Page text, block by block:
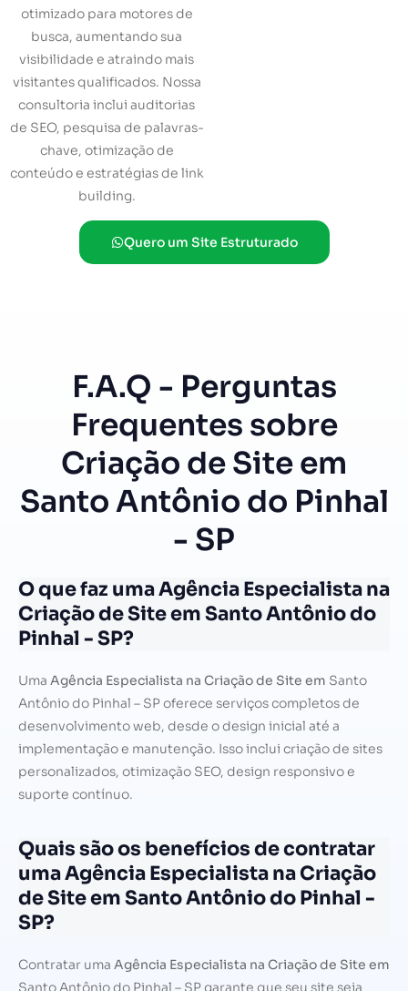
otimizado para motores de
busca, aumentando sua
visibilidade e atraindo mais
visitantes qualificados. Nossa
consultoria inclui auditorias
de SEO, pesquisa de palavras-
chave, otimização de
conteúdo e estratégias de link
building.
Quero um Site Estruturado
F.A.Q - Perguntas
Frequentes sobre
Criação de Site em
Santo Antônio do Pinhal
- SP
O que faz uma Agência Especialista na
Criação de Site em Santo Antônio do
Pinhal - SP?
Uma Agência Especialista na Criação de Site em Santo
Antônio do Pinhal – SP oferece serviços completos de
desenvolvimento web, desde o design inicial até a
implementação e manutenção. Isso inclui criação de sites
personalizados, otimização SEO, design responsivo e
suporte contínuo.
Quais são os benefícios de contratar
uma Agência Especialista na Criação
de Site em Santo Antônio do Pinhal -
SP?
Contratar uma Agência Especialista na Criação de Site em